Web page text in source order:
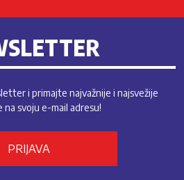
i primajte najvažnije i najsvežije
na svoju e-mail adresu!
PRIJAVA